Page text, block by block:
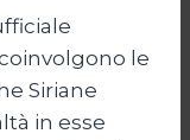
le
Siriane
in esse